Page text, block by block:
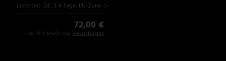
Lieferzeit: DE: 3-4 Tage, EU-Zone: 3-6 Tage
72,00 €
inkl. 19 % MwSt. zzgl. Versandkosten